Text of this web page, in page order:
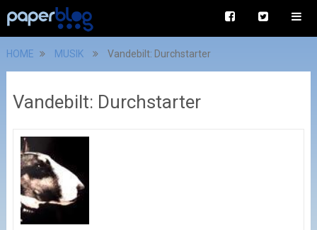
HOME MUSIK Vandebilt: Durchstarter
Vandebilt: Durchstarter